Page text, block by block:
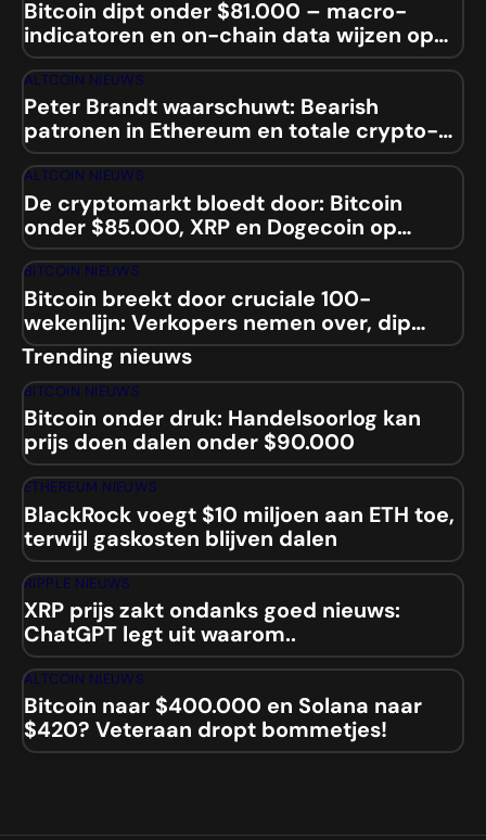
Bitcoin dipt onder $81.000 – macro-
indicatoren en on-chain data wijzen op
mogelijke squeeze
ALTCOIN NIEUWS
Peter Brandt waarschuwt: Bearish
patronen in Ethereum en totale crypto-
marktcap
ALTCOIN NIEUWS
De cryptomarkt bloedt door: Bitcoin
onder $85.000, XRP en Dogecoin op
laagste niveaus sinds 2024
BITCOIN NIEUWS
Bitcoin breekt door cruciale 100-
wekenlijn: Verkopers nemen over, dip
naar $84.000 aanstaande?
Trending nieuws
BITCOIN NIEUWS
Bitcoin onder druk: Handelsoorlog kan
prijs doen dalen onder $90.000
ETHEREUM NIEUWS
BlackRock voegt $10 miljoen aan ETH toe,
terwijl gaskosten blijven dalen
RIPPLE NIEUWS
XRP prijs zakt ondanks goed nieuws:
ChatGPT legt uit waarom..
ALTCOIN NIEUWS
Bitcoin naar $400.000 en Solana naar
$420? Veteraan dropt bommetjes!